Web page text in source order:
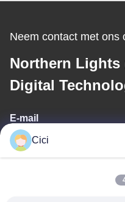
Neem contact met ons
Northern Lights
Digital
E-mail
Cici